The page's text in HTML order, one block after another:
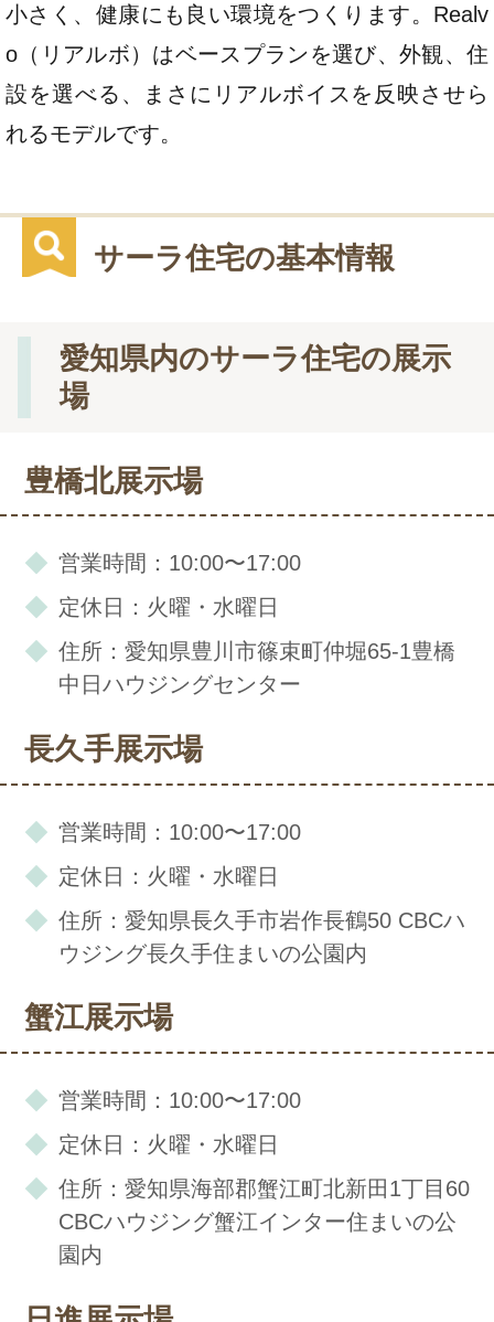
小さく、健康にも良い環境をつくります。Realv
o（リアルボ）はベースプランを選び、外観、住
設を選べる、まさにリアルボイスを反映させら
れるモデルです。
サーラ住宅の基本情報
愛知県内のサーラ住宅の展示
場
豊橋北展示場
営業時間：10:00〜17:00
定休日：火曜・水曜日
住所：愛知県豊川市篠束町仲堀65-1豊橋
中日ハウジングセンター
長久手展示場
営業時間：10:00〜17:00
定休日：火曜・水曜日
住所：愛知県長久手市岩作長鶴50 CBCハ
ウジング長久手住まいの公園内
蟹江展示場
営業時間：10:00〜17:00
定休日：火曜・水曜日
住所：愛知県海部郡蟹江町北新田1丁目60
CBCハウジング蟹江インター住まいの公
園内